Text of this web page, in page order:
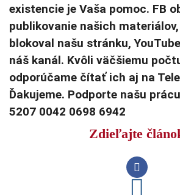
existencie je Vaša pomoc. FB
publikovanie našich
blokoval našu stránku,
náš kanál. Kvôli väčšiemu
odporúčame čítať ich aj na
Ďakujeme. Podporte našu
5207 0042 0698 6942
Zdieľajte